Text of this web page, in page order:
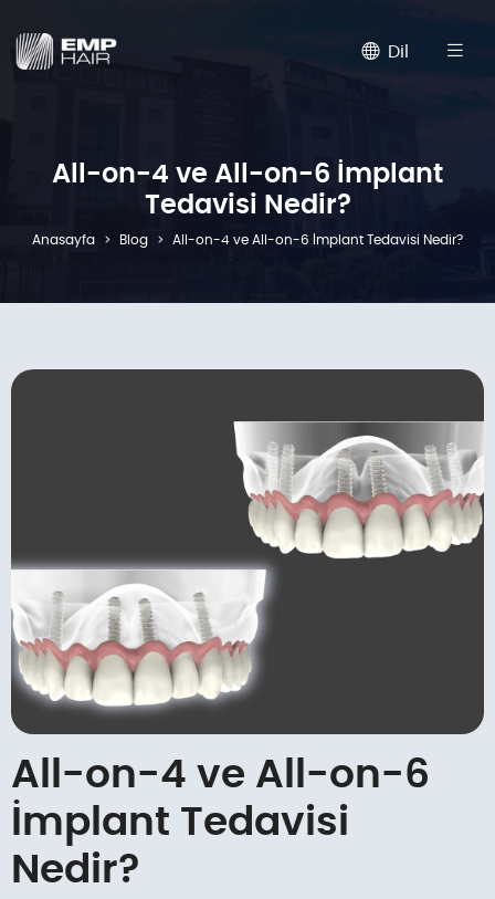
Dil
All-on-4 ve All-on-6 İmplant
Tedavisi Nedir?
Anasayfa Blog All-on-4 ve All-on-6 İmplant Tedavisi Nedir?
All-on-4 ve All-on-6
İmplant Tedavisi
Nedir?